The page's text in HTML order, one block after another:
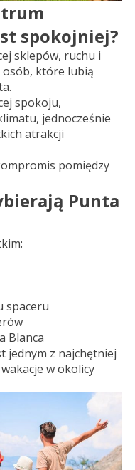
spokojniej?
sklepów, ruchu i
osób, które lubią
spokoju,
jednocześnie
atrakcji
pomiędzy
Punta
spaceru
Blanca
jednym z najchętniej
w okolicy